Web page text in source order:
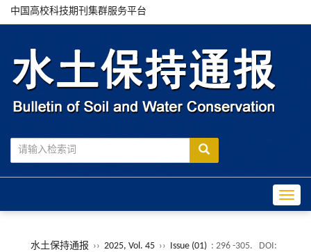
中国高校科技期刊集群服务平台
水土保持通报 ›› 2025, Vol. 45 ›› Issue (01) : 296 -305.
DOI: